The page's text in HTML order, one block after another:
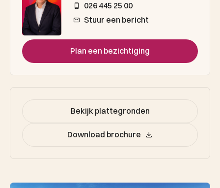
026 445 25 00
Stuur een bericht
Plan een bezichtiging
Bekijk plattegronden
Download brochure